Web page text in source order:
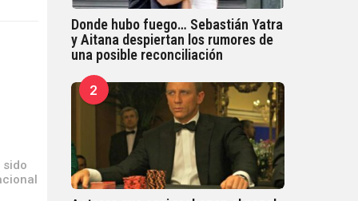
sido
Donde hubo fuego… Sebastián Yatra
y Aitana despiertan los rumores de
una posible reconciliación
2